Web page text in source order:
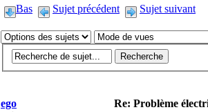
Bas Sujet précédent Sujet suivant
ego
Re: Problème